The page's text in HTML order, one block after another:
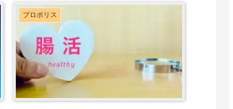
プロポリス